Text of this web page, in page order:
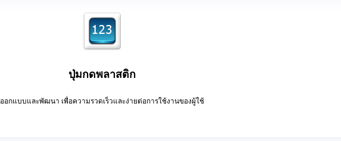
ปุ่มกดพลาสติก
ออกแบบและพัฒนา เพื่อความรวดเร็วและง่ายต่อการใช้งานของผู้ใช้